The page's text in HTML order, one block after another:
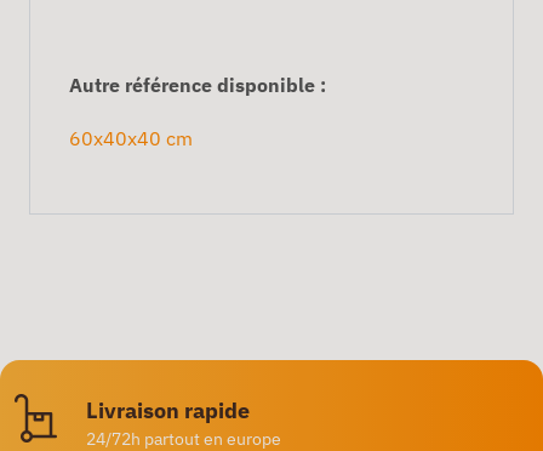
Autre référence disponible :
60x40x40 cm
Livraison rapide
24/72h partout en europe